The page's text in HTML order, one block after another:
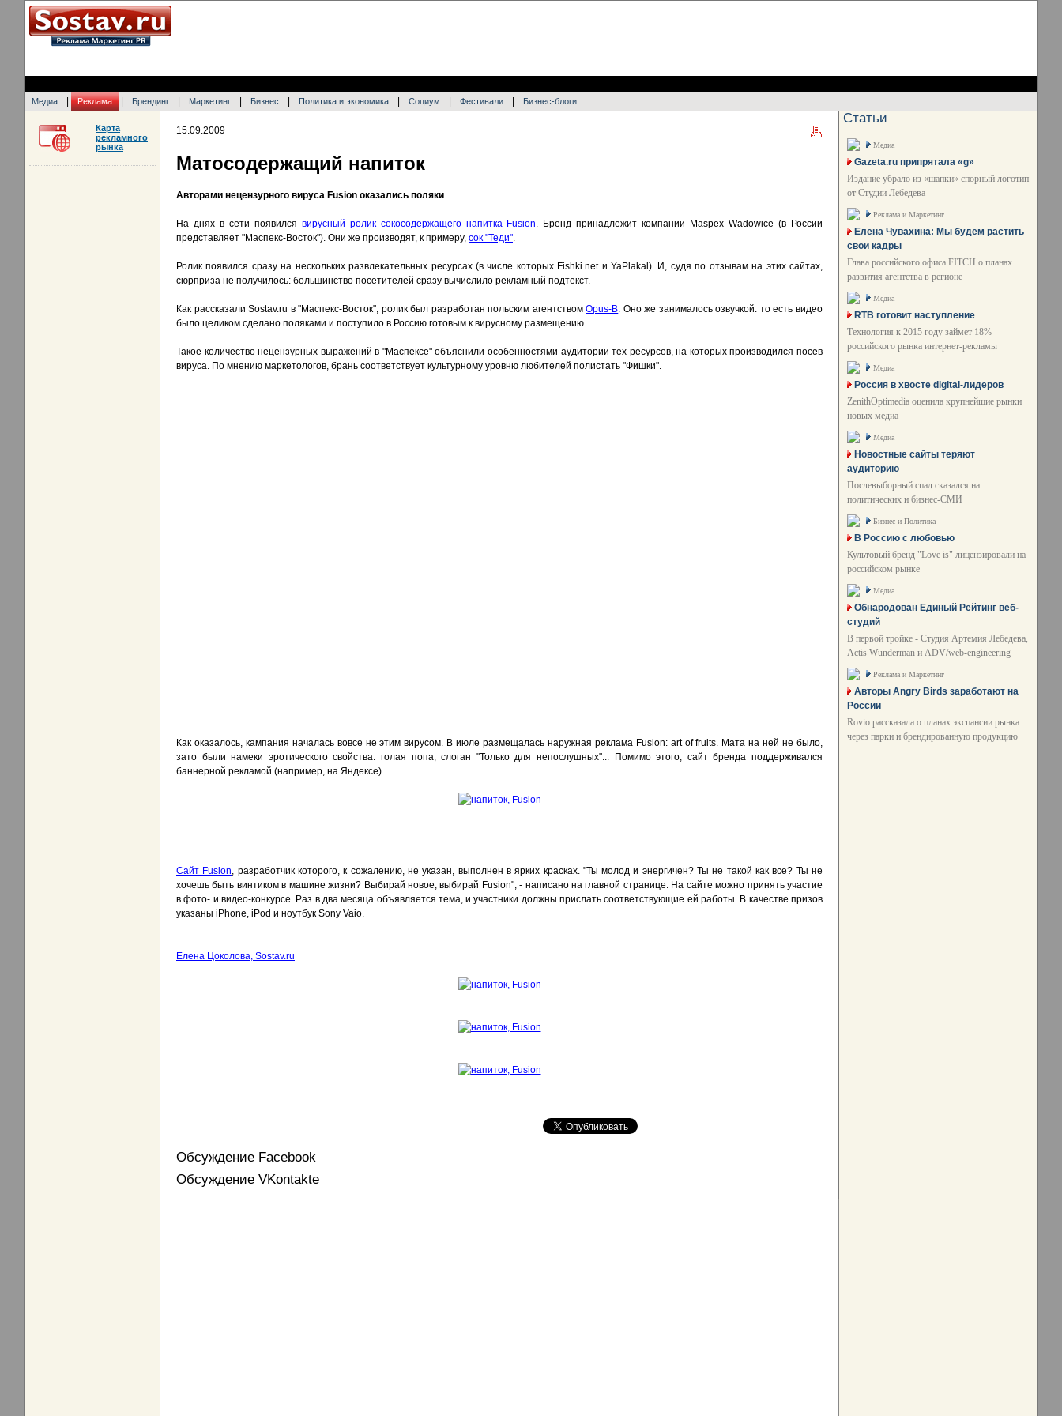
Медиа Реклама Брендинг Маркетинг Бизнес Политика и экономика Социум Фестивали Бизнес-блоги
15.09.2009
Матосодержащий напиток
Авторами нецензурного вируса Fusion оказались поляки
На днях в сети появился вирусный ролик сокосодержащего напитка Fusion. Бренд принадлежит компании Maspex Wadowice (в России
представляет "Маспекс-Восток"). Они же производят, к примеру, сок "Теди".
Ролик появился сразу на нескольких развлекательных ресурсах (в числе которых Fishki.net и YaPlakal). И, судя по отзывам на этих сайтах,
сюрприза не получилось: большинство посетителей сразу вычислило рекламный подтекст.
Как рассказали Sostav.ru в "Маспекс-Восток", ролик был разработан польским агентствомOpus-B. Оно же занималось озвучкой: то есть видео
было целиком сделано поляками и поступило в Россию готовым к вирусному размещению.
Такое количество нецензурных выражений в "Маспексе" объяснили особенностями аудитории тех ресурсов, на которых производился посев
вируса. По мнению маркетологов, брань соответствует культурному уровню любителей полистать "Фишки".
Как оказалось, кампания началась вовсе не этим вирусом. В июле размещалась наружная реклама Fusion: art of fruits. Мата на ней не было,
зато были намеки эротического свойства: голая попа, слоган "Только для непослушных"... Помимо этого, сайт бренда поддерживался
баннерной рекламой (например, на Яндексе).
Сайт Fusion, разработчик которого, к сожалению, не указан, выполнен в ярких красках. "Ты молод и энергичен? Ты не такой как все? Ты не
хочешь быть винтиком в машине жизни? Выбирай новое, выбирай Fusion", - написано на главной странице. На сайте можно принять участие
в фото- и видео-конкурсе. Раз в два месяца объявляется тема, и участники должны прислать соответствующие ей работы. В качестве призов
указаны iPhone, iPod и ноутбук Sony Vaio.
Елена Цоколова, Sostav.ru
Обсуждение Facebook
Обсуждение VKontakte
Карта
рекламного
рынка
Статьи
Медиа
Gazeta.ru припрятала «g»
Издание убрало из «шапки» спорный логотип
от Студии Лебедева
Реклама и Маркетинг
Елена Чувахина: Мы будем растить
свои кадры
Глава российского офиса FITCH о планах
развития агентства в регионе
Медиа
RTB готовит наступление
Технология к 2015 году займет 18%
российского рынка интернет-рекламы
Медиа
Россия в хвосте digital-лидеров
ZenithOptimedia оценила крупнейшие рынки
новых медиа
Медиа
Новостные сайты теряют
аудиторию
Послевыборный спад сказался на
политических и бизнес-СМИ
Бизнес и Политика
В Россию с любовью
Культовый бренд "Love is" лицензировали на
российском рынке
Медиа
Обнародован Единый Рейтинг веб-
студий
В первой тройке - Студия Артемия Лебедева,
Actis Wunderman и ADV/web-engineering
Реклама и Маркетинг
Авторы Angry Birds заработают на
России
Rovio рассказала о планах экспансии рынка
через парки и брендированную продукцию